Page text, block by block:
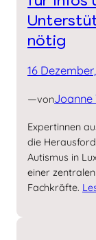
nötig
16
—vonJoanne
Expertinnen
die
Autismus in
einer
Fachkräfte.